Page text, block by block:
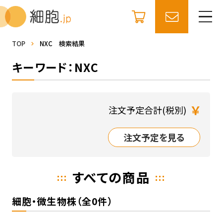
TOP NXC 検索結果
キーワード：NXC
注文予定合計(税別) ￥
注文予定を見る
すべての商品
細胞・微生物株（全0件）